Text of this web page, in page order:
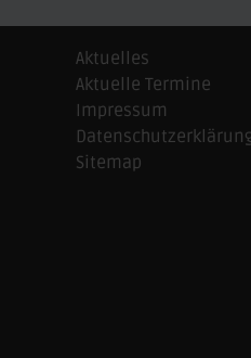
Aktuelles
Aktuelle Termine
Impressum
Datenschutzerklärung
Sitemap